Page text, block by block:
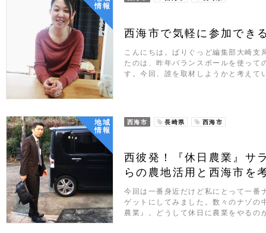
情報
西海市で気軽に参加でき
こんにちは。ばりぐっど編集部大崎
たのは、昨年バランスボールを使って
す。今回、誰を取材しようかと考え
地域
情報
西海市 長崎県 西海市
西彼発！『休日農業』サ
らの農地活用と西海市を
今回は一番身近だけど私にとって一番
ゲットにしてみました。数々のナゾの
農業』。どうして休日に農業をやる